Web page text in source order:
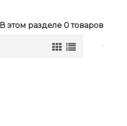
В этом разделе 0 товаров